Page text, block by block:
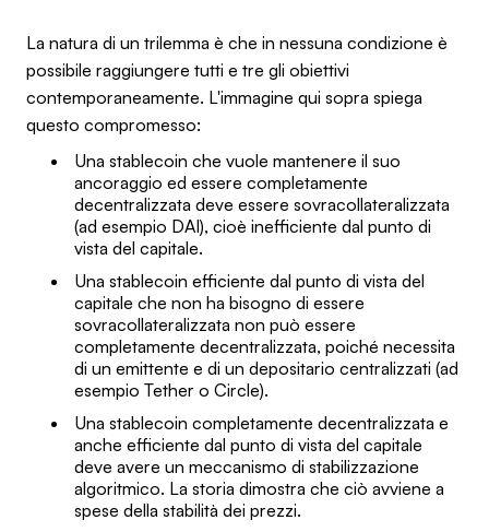
La natura di un trilemma è che in nessuna condizione è
possibile raggiungere tutti e tre gli obiettivi
contemporaneamente. L'immagine qui sopra spiega
questo compromesso:
Una stablecoin che vuole mantenere il suo
ancoraggio ed essere completamente
decentralizzata deve essere sovracollateralizzata
(ad esempio DAI), cioè inefficiente dal punto di
vista del capitale.
Una stablecoin efficiente dal punto di vista del
capitale che non ha bisogno di essere
sovracollateralizzata non può essere
completamente decentralizzata, poiché necessita
di un emittente e di un depositario centralizzati (ad
esempio Tether o Circle).
Una stablecoin completamente decentralizzata e
anche efficiente dal punto di vista del capitale
deve avere un meccanismo di stabilizzazione
algoritmico. La storia dimostra che ciò avviene a
spese della stabilità dei prezzi.